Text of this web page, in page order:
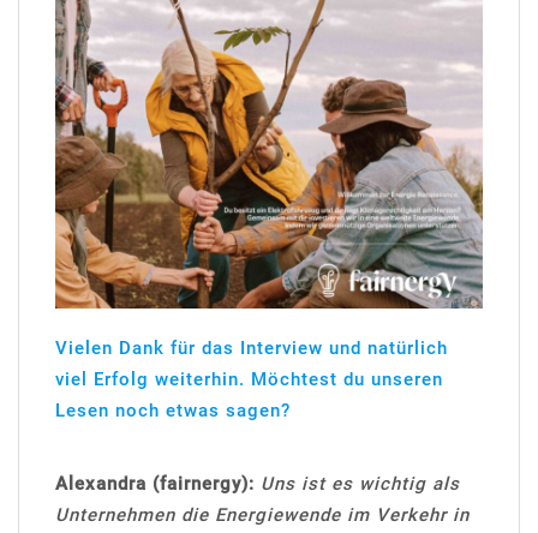
Vielen Dank für das Interview und natürlich
viel Erfolg weiterhin. Möchtest du unseren
Lesen noch etwas sagen?
Alexandra (fairnergy): Uns ist es wichtig als
Unternehmen die Energiewende im Verkehr in